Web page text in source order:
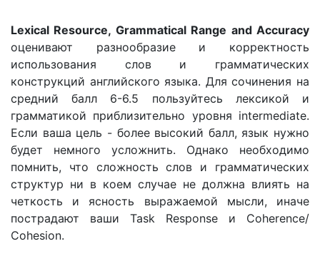
Lexical Resource, Grammatical Range and Accuracy
оценивают разнообразие и корректность
использования слов и грамматических
конструкций английского языка. Для сочинения на
средний балл 6-6.5 пользуйтесь лексикой и
грамматикой приблизительно уровня intermediate.
Если ваша цель - более высокий балл, язык нужно
будет немного усложнить. Однако необходимо
помнить, что сложность слов и грамматических
структур ни в коем случае не должна влиять на
четкость и ясность выражаемой мысли, иначе
пострадают ваши Task Response и Coherence/
Cohesion.